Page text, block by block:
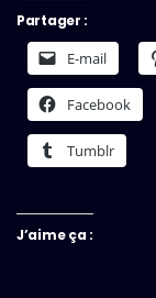
Partager :
E-mail
Facebook
Tumblr
J’aime ça :